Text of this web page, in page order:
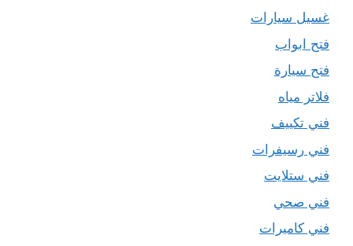
غسيل سيارات
فتح ابواب
فتح سيارة
فلاتر مياه
فني تكييف
فني رسيفرات
فني ستلايت
فني صحي
فني كاميرات